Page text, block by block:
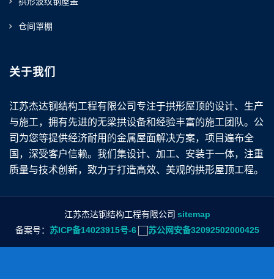
仓间罩棚
关于我们
江苏杰达钢结构工程有限公司专注于拱形屋顶的设计、生产
与施工，拥有先进的无梁拱设备和经验丰富的施工团队。公
司为您等提供经济耐用的金属屋面解决方案，项目遍布全
国，深受客户信赖。我们集设计、加工、安装于一体，注重
质量与技术创新，致力于打造高效、美观的拱形屋顶工程。
江苏杰达钢结构工程有限公司 sitemap
备案号： 苏ICP备14023915号-6 苏公网安备32092502000425